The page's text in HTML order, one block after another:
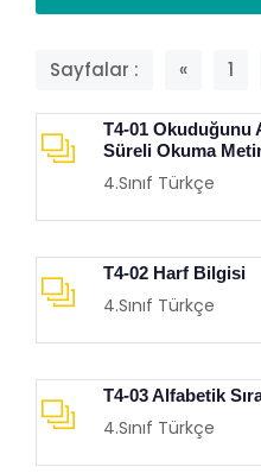
Sayfalar : « 1
T4-01 Okuduğunu
Süreli Okuma
4.Sınıf Türkçe
T4-02 Harf Bilgisi
4.Sınıf Türkçe
T4-03 Alfabetik
4.Sınıf Türkçe